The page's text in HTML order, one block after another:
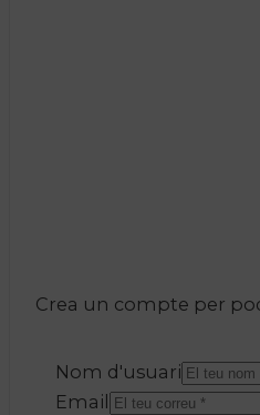
Crea un compte per
Nom d'usuari
Email